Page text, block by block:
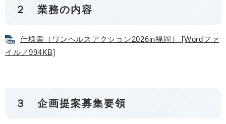
２ 業務の内容
仕様書（ワンヘルスアクション2026in福岡） [Wordファ
イル／994KB]
３ 企画提案募集要領